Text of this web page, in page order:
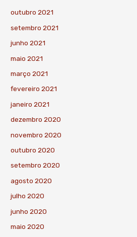
outubro 2021
setembro 2021
junho 2021
maio 2021
março 2021
fevereiro 2021
janeiro 2021
dezembro 2020
novembro 2020
outubro 2020
setembro 2020
agosto 2020
julho 2020
junho 2020
maio 2020